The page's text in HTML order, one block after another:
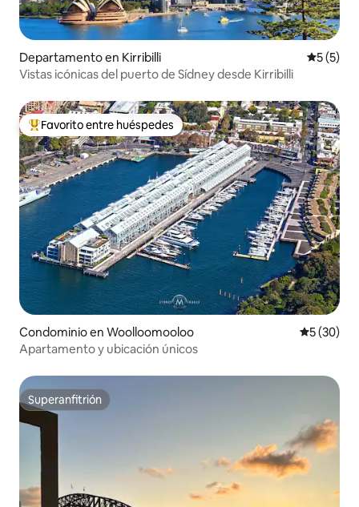
Departamento en Kirribilli
5 (5)
Vistas icónicas del puerto de Sídney desde Kirribilli
De los mejores en Favorito entre huéspedes
Favorito entre huéspedes
Condominio en Woolloomooloo
5 (30)
Apartamento y ubicación únicos
Superanfitrión
Superanfitrión